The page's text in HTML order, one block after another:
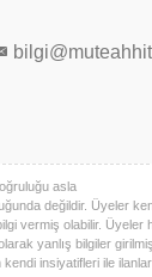
asla
değildir. Üyeler
vermiş olabilir. Üyeler
yanlış bilgiler
insiyatifleri ile